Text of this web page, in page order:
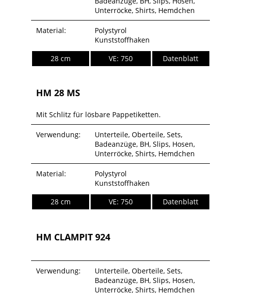
Unterröcke, Shirts, Hemdchen
Material:
Polystyrol
Kunststoffhaken
28 cm
VE: 750 Datenblatt
HM 28 MS
Mit Schlitz für lösbare Pappetiketten.
Verwendung:
Unterteile, Oberteile, Sets,
Badeanzüge, BH, Slips, Hosen,
Unterröcke, Shirts, Hemdchen
Material:
Polystyrol
Kunststoffhaken
28 cm
VE: 750 Datenblatt
HM CLAMPIT 924
Verwendung:
Unterteile, Oberteile, Sets,
Badeanzüge, BH, Slips, Hosen,
Unterröcke, Shirts, Hemdchen